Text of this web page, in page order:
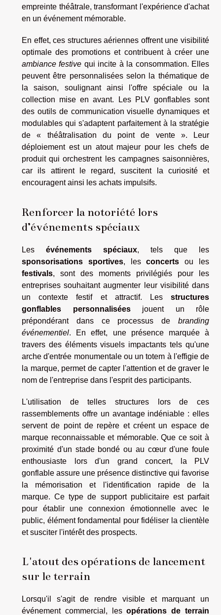
empreinte théâtrale, transformant l'expérience d'achat
en un événement mémorable.
En effet, ces structures aériennes offrent une visibilité
optimale des promotions et contribuent à créer une
ambiance festive qui incite à la consommation. Elles
peuvent être personnalisées selon la thématique de
la saison, soulignant ainsi l'offre spéciale ou la
collection mise en avant. Les PLV gonflables sont
des outils de communication visuelle dynamiques et
modulables qui s'adaptent parfaitement à la stratégie
de « théâtralisation du point de vente ». Leur
déploiement est un atout majeur pour les chefs de
produit qui orchestrent les campagnes saisonnières,
car ils attirent le regard, suscitent la curiosité et
encouragent ainsi les achats impulsifs.
Renforcer la notoriété lors
d’événements spéciaux
Les événements spéciaux, tels que les
sponsorisations sportives, lesconcerts ou les
festivals, sont des moments privilégiés pour les
entreprises souhaitant augmenter leur visibilité dans
un contexte festif et attractif. Les structures
gonflables personnaliséesjouent un rôle
prépondérant dans ce processus de branding
événementiel. En effet, une présence marquée à
travers des éléments visuels impactants tels qu'une
arche d'entrée monumentale ou un totem à l'effigie de
la marque, permet de capter l'attention et de graver le
nom de l'entreprise dans l'esprit des participants.
L'utilisation de telles structures lors de ces
rassemblements offre un avantage indéniable : elles
servent de point de repère et créent un espace de
marque reconnaissable et mémorable. Que ce soit à
proximité d'un stade bondé ou au cœur d'une foule
enthousiaste lors d'un grand concert, la PLV
gonflable assure une présence distinctive qui favorise
la mémorisation et l'identification rapide de la
marque. Ce type de support publicitaire est parfait
pour établir une connexion émotionnelle avec le
public, élément fondamental pour fidéliser la clientèle
et susciter l'intérêt des prospects.
L'atout des opérations de lancement
sur le terrain
Lorsqu'il s'agit de rendre visible et marquant un
événement commercial, lesopérations de terrain